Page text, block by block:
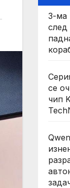
3-ма
след
се
чип